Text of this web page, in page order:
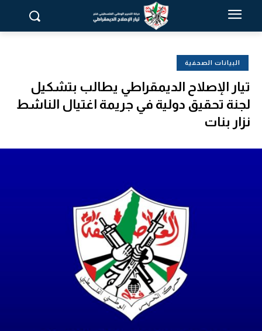
البيانات الصحفية
تيار الإصلاح الديمقراطي يطالب بتشكيل
لجنة تحقيق دولية في جريمة اغتيال الناشط
نزار بنات